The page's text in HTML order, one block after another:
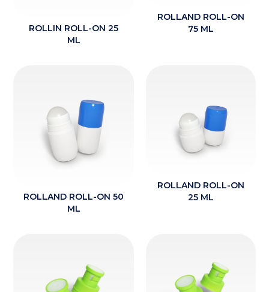
ROLLIN ROLL-ON 25
ML
ROLLAND ROLL-ON
75 ML
ROLLAND ROLL-ON 50
ML
ROLLAND ROLL-ON
25 ML